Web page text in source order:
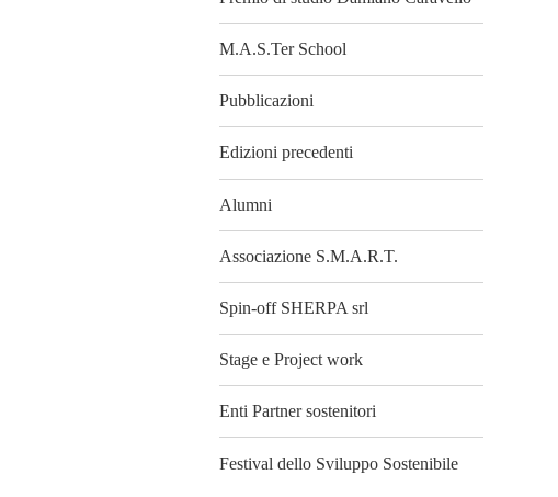
M.A.S.Ter School
Pubblicazioni
Edizioni precedenti
Alumni
Associazione S.M.A.R.T.
Spin-off SHERPA srl
Stage e Project work
Enti Partner sostenitori
Festival dello Sviluppo Sostenibile